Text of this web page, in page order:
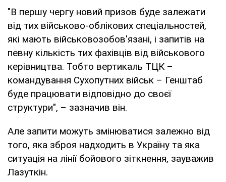
"В першу чергу новий призов буде залежати
від тих військово-облікових спеціальностей,
які мають військовозобов'язані, і запитів на
певну кількість тих фахівців від військового
керівництва. Тобто вертикаль ТЦК –
командування Сухопутних військ – Генштаб
буде працювати відповідно до своєї
структури", – зазначив він.
Але запити можуть змінюватися залежно від
того, яка зброя надходить в Україну та яка
ситуація на лінії бойового зіткнення, зауважив
Лазуткін.